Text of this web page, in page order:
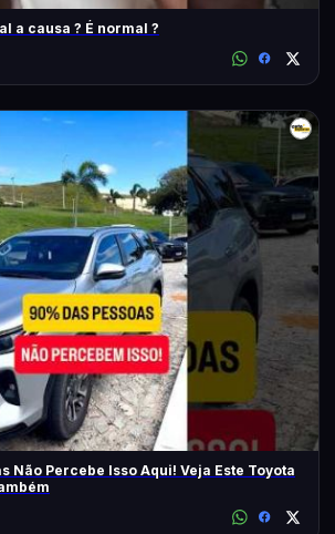
a causa ? É normal ?
Não Percebe Isso Aqui! Veja Este Toyota